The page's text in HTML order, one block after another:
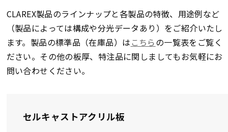
CLAREX製品のラインナップと各製品の特徴、用途例など
（製品によっては構成や分光データあり）をご紹介いたし
ます。製品の標準品（在庫品）は こちらの一覧表をご覧く
ださい。その他の板厚、特注品に関しましてもお気軽にお
問い合わせください。
セルキャストアクリル板